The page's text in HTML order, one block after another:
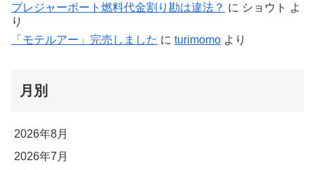
プレジャーボート燃料代金割り勘は違法？ に ショウト よ
り
「モテルアー」完売しました に turimomo より
月別
2026年8月
2026年7月